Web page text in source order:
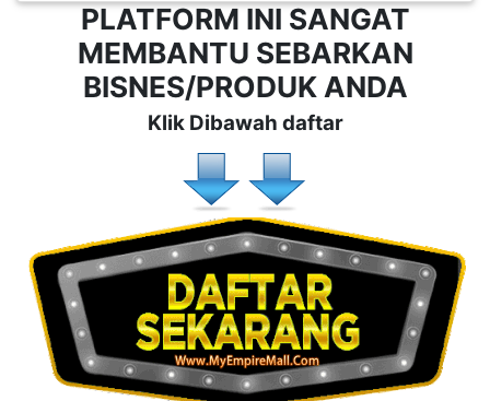
PLATFORM INI SANGAT
MEMBANTU SEBARKAN
BISNES/PRODUK ANDA
Klik Dibawah daftar